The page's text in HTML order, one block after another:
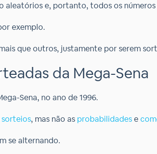
e, portanto, todos os números
exemplo.
que outros, justamente por serem
da Mega-Sena
Sena, no ano de 1996.
, mas não as probabilidadese
se alternando.